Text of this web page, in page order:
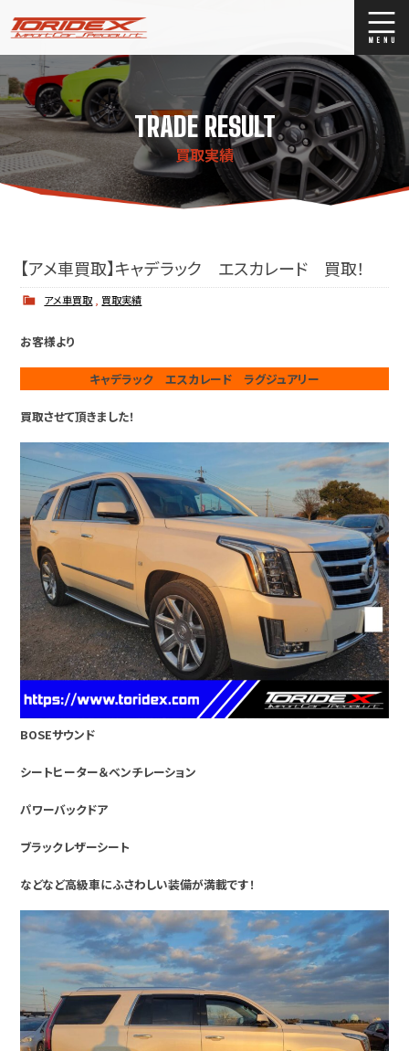
ブログ
Stock list
ストックリスト
買取
TRADE RESULT
買取実績
【アメ車買取】キャデラック エスカレード 買取！
アメ車買取 買取実績
お客様より
キャデラック エスカレード ラグジュアリー
買取させて頂きました！
BOSEサウンド
シートヒーター＆ベンチレーション
パワーバックドア
ブラックレザーシート
などなど高級車にふさわしい装備が満載です！